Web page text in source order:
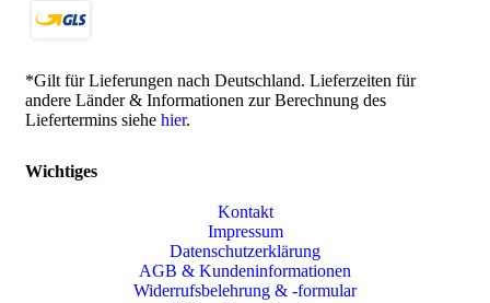
*Gilt für Lieferungen nach Deutschland. Lieferzeiten für
andere Länder & Informationen zur Berechnung des
Liefertermins siehe hier.
Wichtiges
Kontakt
Impressum
Datenschutzerklärung
AGB & Kundeninformationen
Widerrufsbelehrung & -formular